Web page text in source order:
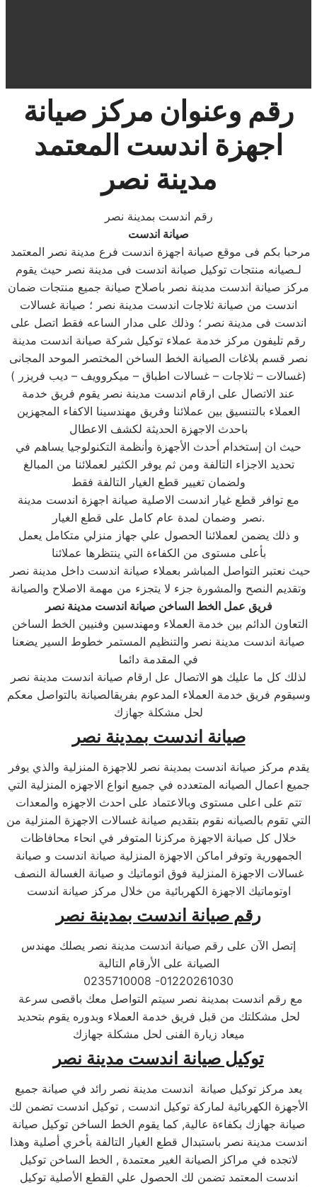
رقم وعنوان مركز صيانة
اجهزة اندست المعتمد
مدينة نصر
رقم اندست بمدينة نصر
صيانة اندست
لـصيانه منتجات توكيل صيانة اندست فى مدينة نصر حيث يقوم
مركز صيانة اندست مدينة نصر باصلاح صيانة جميع منتجات ضمان
اندست من صيانة ثلاجات اندست مدينة نصر ؛ صيانة غسالات
اندست فى مدينة نصر ؛ وذلك على مدار الساعه فقط اتصل على
رقم تليفون مركز خدمة عملاء توكيل شركة صيانة اندست مدينة
نصر قسم بلاغات الصيانة الخط الساخن المختصر الموحد المجانى
(غسالات – ثلاجات – غسالات اطباق – ميكروويف – ديب فريزر )
عند الاتصال على ارقام اندست مدينة نصر يقوم فريق خدمة
العملاء بالتنسيق بين عملائنا وفريق مهندسينا الاكفاء المجهزين
باحدث الاجهزة الحديثة لكشف الاعطال
حيث ان إستخدام أحدث الأجهزة وأنظمة التكنولوجيا يساهم في
تحديد الاجزاء التالفة ومن ثم يوفر الكثير لعملائنا من المبالغ
ولضمان تغيير قطع الغيار التالفة فقط
مع توافر قطع غيار اندست الاصلية صيانة اجهزة اندست مدينة
نصروضمان لمدة عام كامل على قطع الغيار.
و ذلك يضمن لعملائنا الحصول علي جهاز منزلي متكامل يعمل
بأعلى مستوى من الكفاءة التي ينتظرها عملائنا
حيث نعتبر التواصل المباشر بعملاء صيانة اندست داخل مدينة نصر
وتقديم النصح والمشورة جزء لا يتجزء من مهمة الاصلاح والصيانة
فريق عمل الخط الساخن صيانة اندست مدينة نصر
التعاون الدائم بين خدمة العملاء ومهندسين وفنيين الخط الساخن
صيانة اندست مدينة نصر والتنظيم المستمر خطوط السير يضعنا
في المقدمة دائما
لذلك كل ما عليك هو الاتصال عل ارقام صيانة اندست مدينة نصر
وسيقوم فريق خدمة العملاء المدعوم بفريقالصيانة بالتواصل معكم
لحل مشكلة جهازك
صيانة اندست بمدينة نصر
يقدم مركز صيانة اندست بمدينة نصر للاجهزة المنزلية والذي يوفر
جميع اعمال الصيانه المتعدده في جميع انواع الاجهزه المنزلية التي
تتم على اعلى مستوى وبالاعتماد على احدث الاجهزه والمعدات
التي تقوم بالصيانه نقوم بتقديم صيانة غسالات الاجهزة المنزلية من
خلال كل صيانة الاجهزة مركزنا المتوفر في انحاء محافاظات
الجمهورية وتوفر اماكن الاجهزة المنزلية صيانة اندست و صيانة
غسالات الاجهزة المنزلية فوق اتوماتيك و صيانة الغسالة النصف
اوتوماتيك الاجهزة الكهربائية من خلال مركز صيانة اندست
رقم صيانة اندست بمدينة نصر
إتصل الآن على رقم صيانة اندست مدينة نصر يصلك مهندس
الصيانة على الأرقام التالية
0235710008 -01220261030
لحل مشكلتك من قبل فريق خدمة العملاء وبدوره يقوم بتحديد
ميعاد زيارة الفنى لحل مشكلة جهازك
توكيل صيانة اندست مدينة نصر
يعد مركز توكيل صيانة اندست مدينة نصر رائد في صيانة جميع
الأجهزة الكهربائية لماركة توكيل اندست , توكيل اندست تضمن لك
صيانة جهازك بكفاءة عالية, كما يقوم الخط الساخن توكيل صيانة
اندست مدينة نصر باستبدال قطع الغيار التالفة بأخري أصلية وهذا
لاتجده في مراكز الصيانة الغير معتمدة , الخط الساخن توكيل
اندست المعتمد تضمن لك الحصول علي القطع الأصلية توكيل